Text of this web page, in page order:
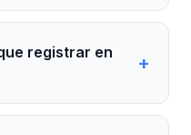
registrar en
+